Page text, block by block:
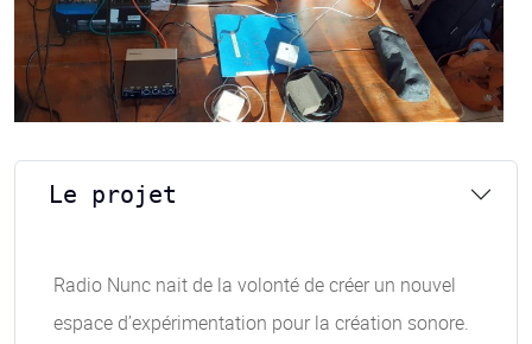
Le projet
Radio Nunc nait de la volonté de créer un nouvel
espace d’expérimentation pour la création sonore.